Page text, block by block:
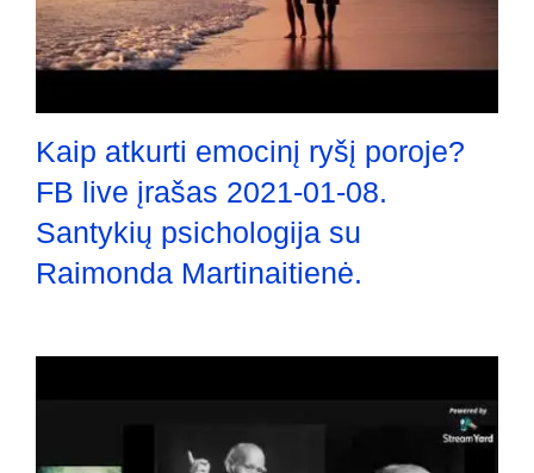
Kaip atkurti emocinį ryšį poroje?
FB live įrašas 2021-01-08.
Santykių psichologija su
Raimonda Martinaitienė.